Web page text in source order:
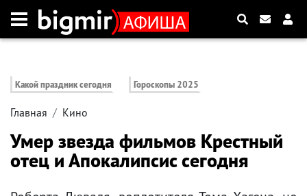
Какой праздник сегодня Гороскопы 2025
Главная Кино
Умер звезда фильмов Крестный
отец и Апокалипсис сегодня